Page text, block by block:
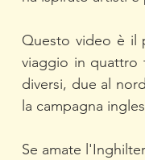
Questo video è il
viaggio in quattro
diversi, due al
la campagna
Se amate